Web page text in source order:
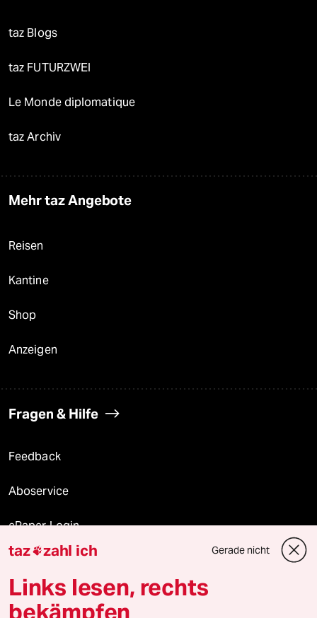
taz Blogs
taz FUTURZWEI
Le Monde diplomatique
taz Archiv
Mehr taz Angebote
Reisen
Kantine
Shop
Anzeigen
Fragen & Hilfe
Feedback
Aboservice
ePaper Login
Downloads für Abonnierende
taz zahl ich Gerade nicht
Links lesen, rechts
bekämpfen